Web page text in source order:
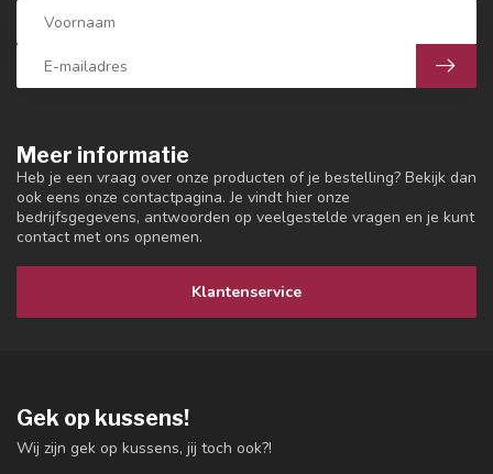
Meer informatie
Heb je een vraag over onze producten of je bestelling? Bekijk dan
ook eens onze contactpagina. Je vindt hier onze
bedrijfsgegevens, antwoorden op veelgestelde vragen en je kunt
contact met ons opnemen.
Klantenservice
Gek op kussens!
Wij zijn gek op kussens, jij toch ook?!